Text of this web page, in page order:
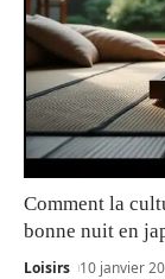
Comment la
bonne nuit en
Loisirs 10 janvier